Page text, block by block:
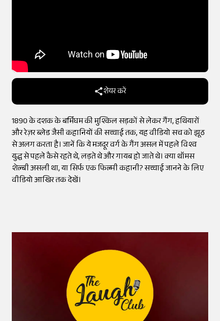
शेयर करें
1890 के दशक के बर्मिंघम की मुश्किल सड़कों से लेकर गैंग, हथियारों
और रेज़र ब्लेड जैसी कहानियों की सच्चाई तक, यह वीडियो सच को झूठ
से अलग करता है। जानें कि ये मजदूर वर्ग के गैंग असल में पहले विश्व
युद्ध से पहले कैसे रहते थे, लड़ते थे और गायब हो जाते थे। क्या थॉमस
शेल्बी असली था, या सिर्फ एक फिल्मी कहानी? सच्चाई जानने के लिए
वीडियो आखिर तक देखें।